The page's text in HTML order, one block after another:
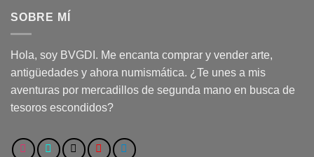
SOBRE MÍ
Hola, soy BVGDI. Me encanta comprar y vender arte,
antigüedades y ahora numismática. ¿Te unes a mis
aventuras por mercadillos de segunda mano en busca de
tesoros escondidos?